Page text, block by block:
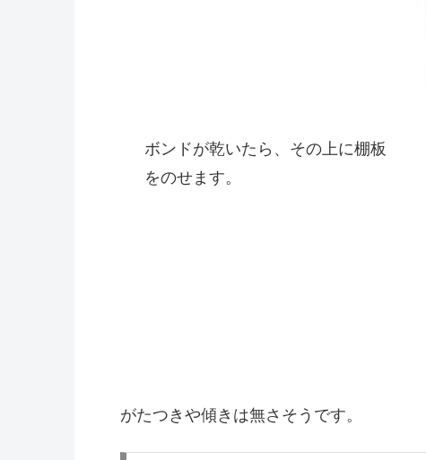
ボンドが乾いたら、その上に棚板
をのせます。
がたつきや傾きは無さそうです。